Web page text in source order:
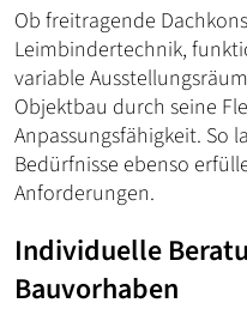
Ob freitragende
Leimbindertechnik,
variable
Objektbau durch seine
Anpassungsfähigkeit. So
Bedürfnisse ebenso
Anforderungen.
Individuelle
Bauvorhaben